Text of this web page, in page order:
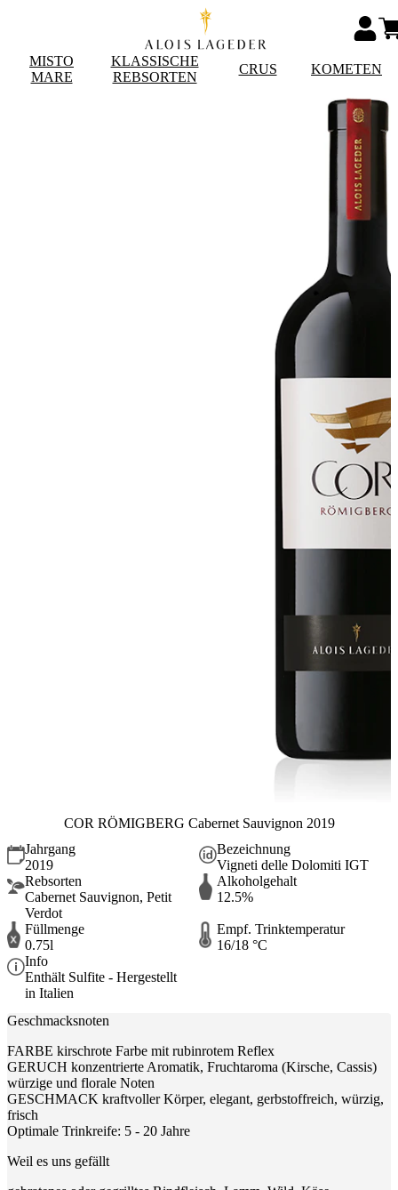
MISTO
MARE
KLASSISCHE
REBSORTEN
CRUS KOMETEN
COR RÖMIGBERG Cabernet Sauvignon 2019
Jahrgang
2019
Bezeichnung
Vigneti delle Dolomiti IGT
Rebsorten
Cabernet Sauvignon, Petit
Verdot
Alkoholgehalt
12.5%
Füllmenge
0.75l
Empf. Trinktemperatur
16/18 °C
Info
Enthält Sulfite - Hergestellt
in Italien
Geschmacksnoten
FARBE kirschrote Farbe mit rubinrotem Reflex
GERUCH konzentrierte Aromatik, Fruchtaroma (Kirsche, Cassis)
würzige und florale Noten
GESCHMACK kraftvoller Körper, elegant, gerbstoffreich, würzig,
frisch
Optimale Trinkreife: 5 - 20 Jahre
Weil es uns gefällt